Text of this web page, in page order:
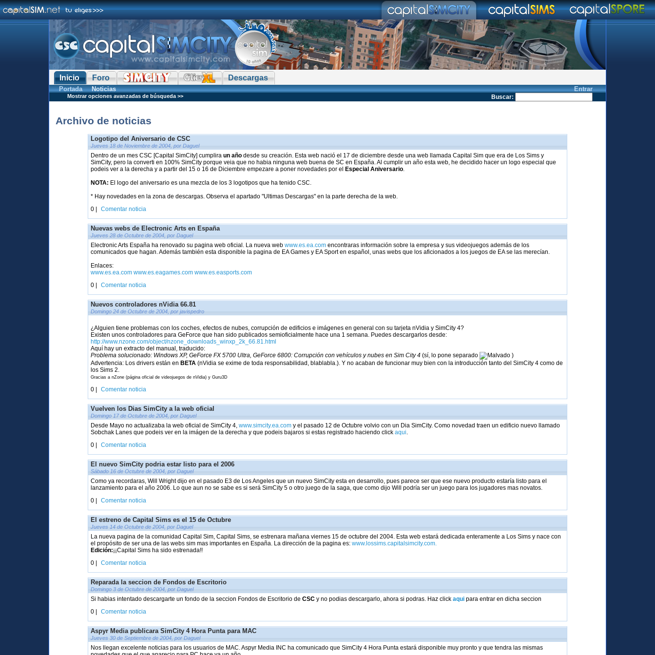
Inicio Foro Descargas
Entrar
Portada Noticias
Buscar:
Mostrar opciones avanzadas de búsqueda >>
Archivo de noticias
Logotipo del Aniversario de CSC
Jueves 18 de Noviembre de 2004, por Daguel
Dentro de un mes CSC [Capital SimCity] cumpliraun añodesde su creación. Esta web nació el 17 de diciembre desde una web llamada Capital Sim que era de Los Sims y
SimCity, pero la converti en 100% SimCity porque veia que no habia ninguna web buena de SC en España. Al cumplir un año esta web, he decidido hacer un logo especial que
podeis ver a la derecha y a partir del 15 o 16 de Diciembre empezare a poner novedades por el
Especial Aniversario.
NOTA: El logo del aniversario es una mezcla de los 3 logotipos que ha tenido CSC.
* Hay novedades en la zona de descargas. Observa el apartado "Ultimas Descargas" en la parte derecha de la web.
0 |
Comentar noticia
Nuevas webs de Electronic Arts en España
Jueves 28 de Octubre de 2004, por Daguel
Electronic Arts España ha renovado su pagina web oficial. La nueva webwww.es.ea.com encontraras información sobre la empresa y sus videojuegos además de los
comunicados que hagan. Además también esta disponible la pagina de EA Games y EA Sport en español, unas webs que los aficionados a los juegos de EA se las merecían.
Enlaces:
www.es.ea.com www.es.eagames.com www.es.easports.com
0 |
Comentar noticia
Nuevos controladores nVidia 66.81
Domingo 24 de Octubre de 2004, por javispedro
¿Alguien tiene problemas con los coches, efectos de nubes, corrupción de edificios e imágenes en general con su tarjeta nVidia y SimCity 4?
Existen unos controladores para GeForce que han sido publicados semioficialmente hace una 1 semana. Puedes descargarlos desde:
http://www.nzone.com/object/nzone_downloads_winxp_2k_66.81.html
Aquí hay un extracto del manual, traducido:
Problema solucionado: Windows XP, GeForce FX 5700 Ultra, GeForce 6800: Corrupción con vehículos y nubes en Sim City 4(sí, lo pone separado
)
Advertencia: Los drivers están en BETA (nVidia se exime de toda responsabilidad, blablabla.). Y no acaban de funcionar muy bien con la introducción tanto del SimCity 4 como de
los Sims 2.
Gracias a nZone (página oficial de videojuegos de nVidia) y Guru3D
0 | Comentar noticia
Vuelven los Dias SimCity a la web oficial
Domingo 17 de Octubre de 2004, por Daguel
Desde Mayo no actualizaba la web oficial de SimCity 4,www.simcity.ea.com y el pasado 12 de Octubre volvio con un Dia SimCity. Como novedad traen un edificio nuevo llamado
Sobchak Lanes que podeis ver en la imágen de la derecha y que podeis bajaros si estas registrado haciendo clickaqui.
0 |
Comentar noticia
El nuevo SimCity podria estar listo para el 2006
Sábado 16 de Octubre de 2004, por Daguel
Como ya recordaras, Will Wright dijo en el pasado E3 de Los Angeles que un nuevo SimCity esta en desarrollo, pues parece ser que ese nuevo producto estaría listo para el
lanzamiento para el año 2006. Lo que aun no se sabe es si será SimCity 5 o otro juego de la saga, que como dijo Will podría ser un juego para los jugadores mas novatos.
0 |
Comentar noticia
El estreno de Capital Sims es el 15 de Octubre
Jueves 14 de Octubre de 2004, por Daguel
La nueva pagina de la comunidad Capital Sim, Capital Sims, se estrenara mañana viernes 15 de octubre del 2004. Esta web estará dedicada enteramente a Los Sims y nace con
el propósito de ser una de las webs sim mas importantes en España. La dirección de la pagina es:www.lossims.capitalsimcity.com.
Edición:¡¡Capital Sims ha sido estrenada!!
0 |
Comentar noticia
Reparada la seccion de Fondos de Escritorio
Domingo 3 de Octubre de 2004, por Daguel
Si habias intentado descargarte un fondo de la seccion Fondos de Escritorio deCSC y no podias descargarlo, ahora si podras. Haz clickaqui para entrar en dicha seccion
0 |
Comentar noticia
Aspyr Media publicara SimCity 4 Hora Punta para MAC
Jueves 30 de Septiembre de 2004, por Daguel
Nos llegan excelente noticias para los usuarios de MAC. Aspyr Media INC ha comunicado que SimCity 4 Hora Punta estará disponible muy pronto y que tendra las mismas